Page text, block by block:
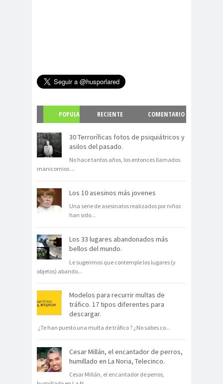
POPULA
R
RECIENTE
COMENTARIO
30 Terroríficas fotos de psiquiátricos y
asilos del pasado.
No hace tantos años, los entonces llamados
manicomios ...
Los 10 asesinos más jovenes
Una serie de asesinatos realizados por niños
han sido...
Los 33 lugares abandonados más
bellos del mundo.
Le sugerimos que contemple los lugares (y
objetos) abando...
Modelos para recurrir multas de
tráfico. 17 tipos diferentes para
descargar.
¿Te han puesto una multa de tráfico ? ¿No sabes co...
Cesar Millán, el encantador de perros,
humillado en La Noria, Telecinco.
Cesar Millán, el encantador de perros,